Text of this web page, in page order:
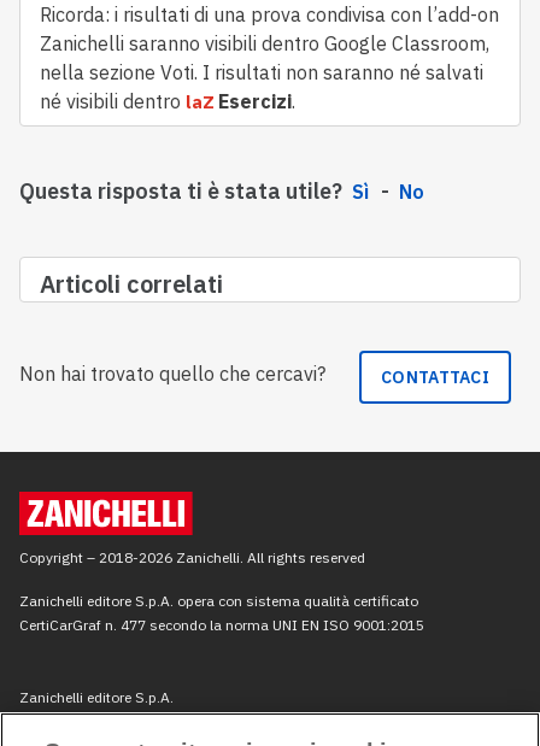
Ricorda: i risultati di una prova condivisa con l’add-on
Zanichelli saranno visibili dentro Google Classroom,
nella sezione Voti. I risultati non saranno né salvati
né visibili dentro laZ Esercizi.
Questa risposta ti è stata utile? Sì No
Articoli correlati
Non hai trovato quello che cercavi? CONTATTACI